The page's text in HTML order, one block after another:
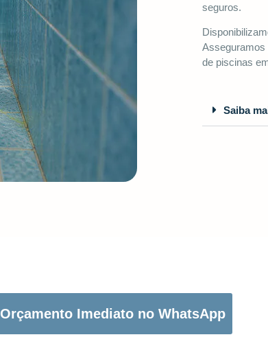
seguros.
Asseguramos
de piscinas
Saiba
Orçamento Imediato no WhatsApp